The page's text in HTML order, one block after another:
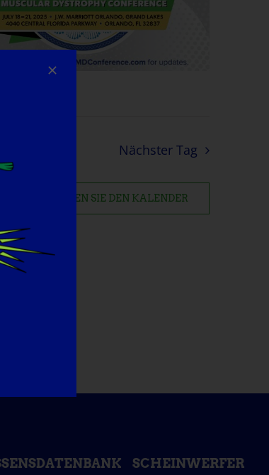
Nächster Tag
ABONNIEREN SIE DEN KALENDER
SCHEINWERFER